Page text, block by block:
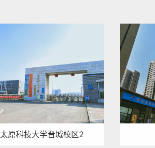
太原科技大学晋城校区2